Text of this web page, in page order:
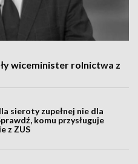
wiceminister rolnictwa z
sieroty zupełnej nie dla
komu przysługuje
z ZUS